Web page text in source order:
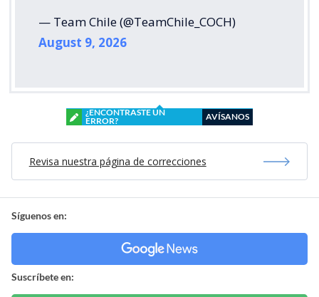
— Team Chile (@TeamChile_COCH)
August 9, 2026
¿ENCONTRASTE UN
ERROR?
AVÍSANOS
Revisa nuestra página de correcciones
Síguenos en:
Suscríbete en: